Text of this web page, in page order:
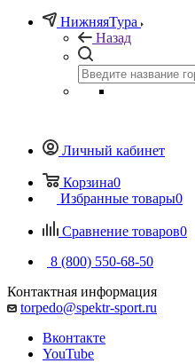
НижняяТура
Назад
Личный кабинет
Корзина0
Избранные товары0
Сравнение товаров0
8 (800) 550-68-50
Контактная информация
torpedo@spektr-sport.ru
Вконтакте
YouTube